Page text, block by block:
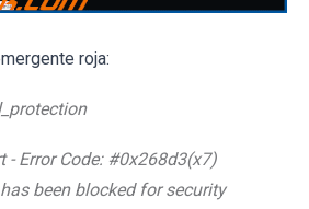
roja:
- Error Code: #0x268d3(x7)
been blocked for security